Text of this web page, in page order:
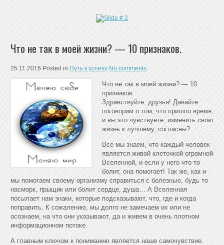
Что не так в моей жизни? — 10 признаков.
25.11.2016Posted in Путь к успеху No comments
Что не так в моей жизни? — 10
признаков.
Здравствуйте, друзья! Давайте
поговорим о том, что пришло время,
и вы это чувствуете, изменить свою
жизнь к лучшему, согласны?
Все мы знаем, что каждый человек
является живой клеточкой огромной
Вселенной, и если у него что-то
болит, она помогает! Так же, как и
мы помогаем своему организму справиться с болезнью, будь то
насморк, прыщик или болит сердце, душа… А Вселенная
посылает нам знаки, которые подсказывают, что, где и когда
поправить. К сожалению, мы долго не замечаем их или не
осознаем, на что они указывают, да и живем в очень плотном
информационном потоке.
А главным ключом к пониманию является наше самочувствие.